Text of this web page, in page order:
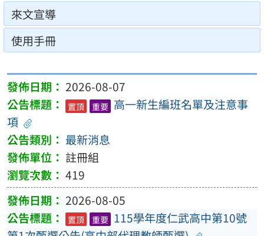
來文宣導
使用手冊
2026-08-07
置頂 重要 高一新生編班名單及注意事
項
最新消息
註冊組
419
2026-08-05
置頂 重要 115學年度仁武高中第10號